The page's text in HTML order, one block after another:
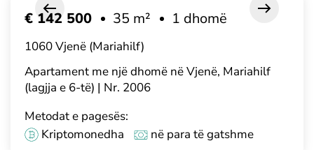
Apartament me një dhomë në Vjenë, Mariahilf
(lagjja e 6-të) | Nr. 2006
€ 142 500 35 m² 1 dhomë
1060 Vjenë (Mariahilf)
Metodat e pagesës:
Kriptomonedha
në para të gatshme